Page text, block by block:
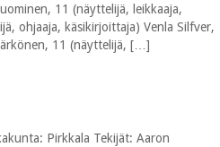
11 (näyttelijä, leikkaaja,
ohjaaja, käsikirjoittaja) Venla Silfver,
11 (näyttelijä, […]
Pirkkala Tekijät: Aaron